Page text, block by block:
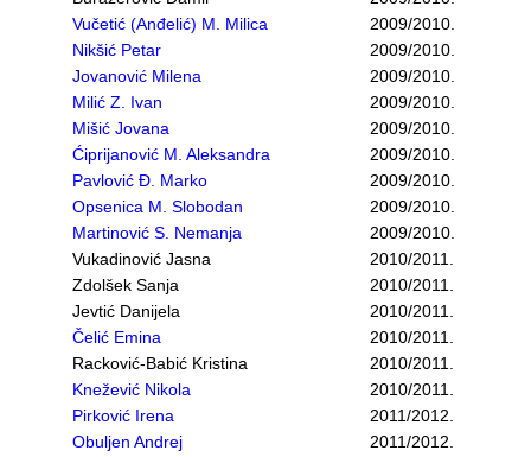
Vučetić (Anđelić) M. Milica
2009/2010.
Nikšić Petar
2009/2010.
Jovanović Milena
2009/2010.
Milić Z. Ivan
2009/2010.
Mišić Jovana
2009/2010.
Ćiprijanović M. Aleksandra
2009/2010.
Pavlović Đ. Marko
2009/2010.
Opsenica M. Slobodan
2009/2010.
Martinović S. Nemanja
2009/2010.
Vukadinović Jasna
2010/2011.
Zdolšek Sanja
2010/2011.
Jevtić Danijela
2010/2011.
Čelić Emina
2010/2011.
Racković-Babić Kristina
2010/2011.
Knežević Nikola
2010/2011.
Pirković Irena
2011/2012.
Obuljen Andrej
2011/2012.